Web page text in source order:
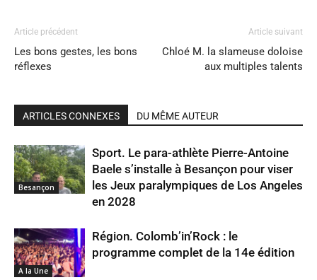
Article précédent
Les bons gestes, les bons
réflexes
Article suivant
Chloé M. la slameuse doloise
aux multiples talents
ARTICLES CONNEXES DU MÊME AUTEUR
Besançon
Sport. Le para-athlète Pierre-Antoine
Baele s’installe à Besançon pour viser
les Jeux paralympiques de Los Angeles
en 2028
A la Une
Région. Colomb’in’Rock : le
programme complet de la 14e édition